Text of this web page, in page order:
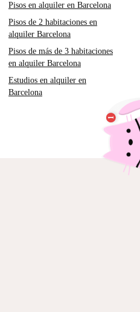
Pisos en alquiler en Barcelona
Pisos de 2 habitaciones en
alquiler Barcelona
Pisos de más de 3 habitaciones
en alquiler Barcelona
Estudios en alquiler en
Barcelona